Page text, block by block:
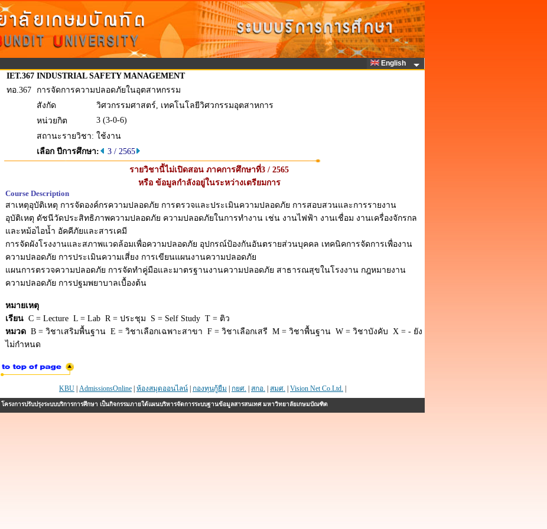
English
IET.367 INDUSTRIAL SAFETY MANAGEMENT
ทอ.367
การจัดการความปลอดภัยในอุตสาหกรรม
สังกัด
วิศวกรรมศาสตร์, เทคโนโลยีวิศวกรรมอุตสาหการ
หน่วยกิต
3 (3-0-6)
สถานะรายวิชา: ใช้งาน
เลือก ปีการศึกษา:
3 / 2565
รายวิชานี้ไม่เปิดสอน ภาคการศึกษาที่3 / 2565
หรือ ข้อมูลกำลังอยู่ในระหว่างเตรียมการ
Course Description
สาเหตุอุบัติเหตุ การจัดองค์กรความปลอดภัย การตรวจและประเมินความปลอดภัย การสอบสวนและการรายงาน
อุบัติเหตุ ดัชนีวัดประสิทธิภาพความปลอดภัย ความปลอดภัยในการทำงาน เช่น งานไฟฟ้า งานเชื่อม งานเครื่องจักรกล
และหม้อไอน้ำ อัคคีภัยและสารเคมี
การจัดผังโรงงานและสภาพแวดล้อมเพื่อความปลอดภัย อุปกรณ์ป้องกันอันตรายส่วนบุคคล เทคนิคการจัดการเพื่องาน
ความปลอดภัย การประเมินความเสี่ยง การเขียนแผนงานความปลอดภัย
แผนการตรวจความปลอดภัย การจัดทำคู่มือและมาตรฐานงานความปลอดภัย สาธารณสุขในโรงงาน กฎหมายงาน
ความปลอดภัย การปฐมพยาบาลเบื้องต้น
หมายเหตุ
เรียน C = Lecture L = Lab R = ประชุม S = Self Study T = ติว
หมวด B = วิชาเสริมพื้นฐาน E = วิชาเลือกเฉพาะสาขา F = วิชาเลือกเสรี M = วิชาพื้นฐาน W = วิชาบังคับ X = - ยัง
ไม่กำหนด
KBU AdmissionsOnline ห้องสมุดออนไลน์ กองทุนกู้ยืม กยศ. สกอ. สมศ. Vision Net Co.Ltd.
โครงการปรับปรุงระบบบริการการศึกษา เป็นกิจกรรมภายใต้แผนบริหารจัดการระบบฐานข้อมูลสารสนเทศ มหาวิทยาลัยเกษมบัณฑิต